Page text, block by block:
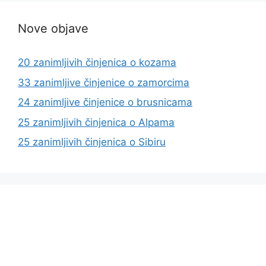
Nove objave
20 zanimljivih činjenica o kozama
33 zanimljive činjenice o zamorcima
24 zanimljive činjenice o brusnicama
25 zanimljivih činjenica o Alpama
25 zanimljivih činjenica o Sibiru